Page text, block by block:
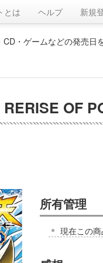
とは ヘルプ 新規
・ゲームなどの発売日
OF
所有管理
現在この商